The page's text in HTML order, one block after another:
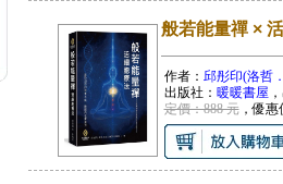
般若能量禪 ×
作者： 邱彤印(洛哲
出版社： 暖暖書屋
定價：888 元，優惠